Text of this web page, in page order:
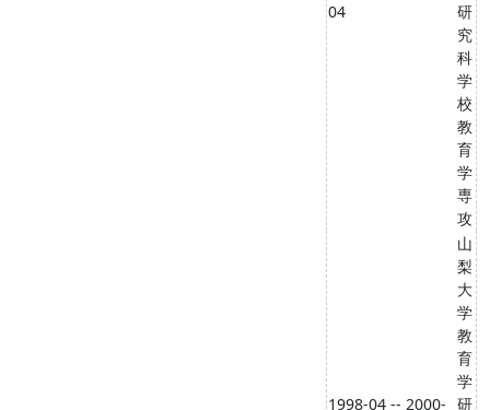
04
研
究
科
学
校
教
育
学
専
攻
1998-04 -- 2000-
山
梨
大
学
教
育
学
研